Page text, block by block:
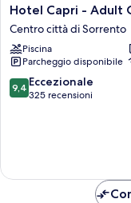
Hotel
Capri
-
Adult
Only
Centro
città
Hotel Capri - Adult
Centro città di Sorrento
Piscina
Parcheggio disponibile
9.4
su
9,4 Eccezionale
325 recensioni